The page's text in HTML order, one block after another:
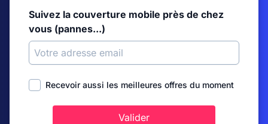
Suivez la couverture mobile près de chez
vous (pannes...)
Recevoir aussi les meilleures offres du moment
Valider